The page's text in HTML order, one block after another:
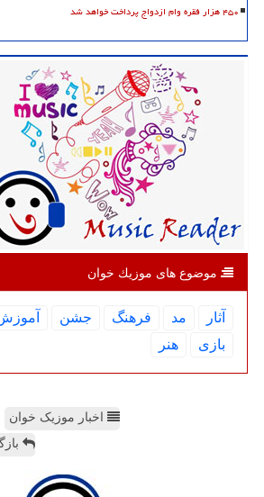
۴۵۰ هزار فقره وام ازدواج پرداخت خواهد شد
موضوع های موزیك خوان
آثار مد فرهنگ جشن
بازی
هنر
اخبار موزیک خوان